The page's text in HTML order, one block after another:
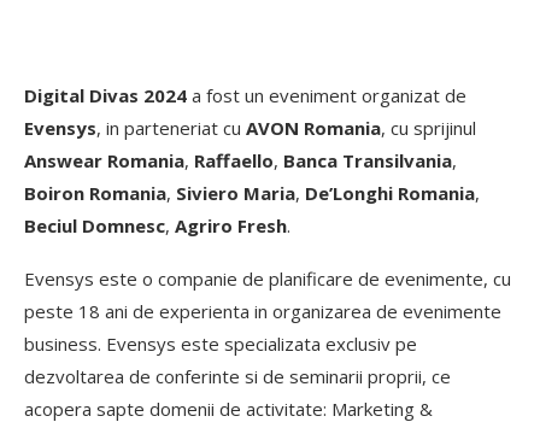
Digital Divas 2024 a fost un eveniment organizat de
Evensys, in parteneriat cu AVON Romania, cu sprijinul
Answear Romania, Raffaello, Banca Transilvania,
Boiron Romania, Siviero Maria, De’Longhi Romania,
Beciul Domnesc, Agriro Fresh.
Evensys este o companie de planificare de evenimente, cu
peste 18 ani de experienta in organizarea de evenimente
business. Evensys este specializata exclusiv pe
dezvoltarea de conferinte si de seminarii proprii, ce
acopera sapte domenii de activitate: Marketing &